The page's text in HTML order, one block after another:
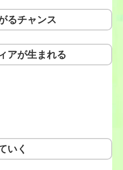
るチャンス
アが生まれる
いく